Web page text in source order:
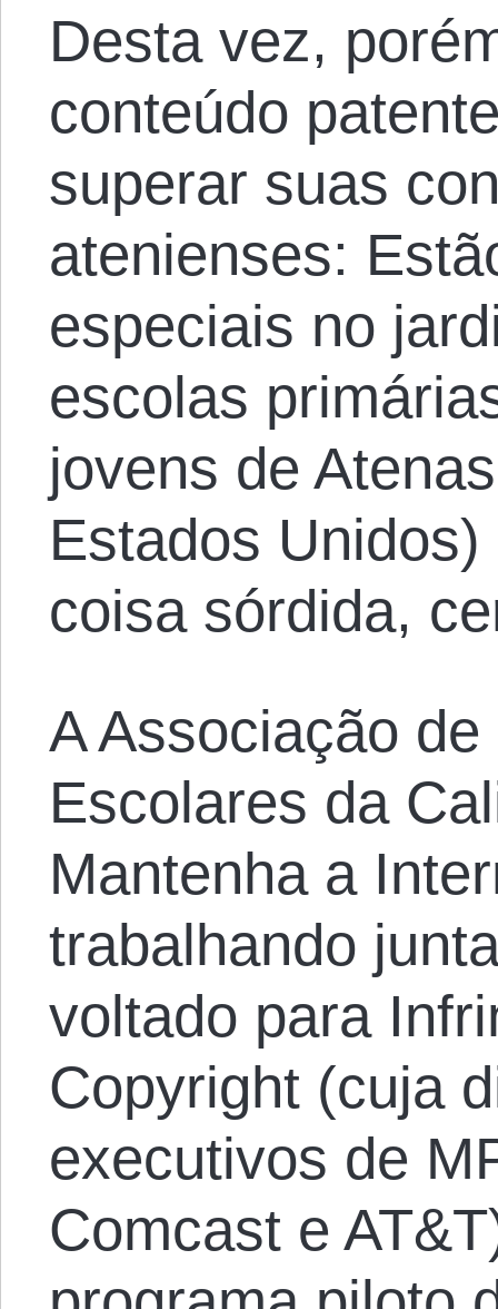
Desta vez,
conteúdo
superar suas
atenienses:
especiais no
escolas
jovens de
Estados
coisa sórdida,
A Associação
Escolares da
Mantenha a
trabalhando
voltado para
Copyright (cuja
executivos de
Comcast e